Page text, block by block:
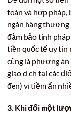
toàn và hợp pháp,
ngân hàng
đảm bảo tính pháp
tiền quốc tế uy tín
cũng là phương
giao dịch tại các
đen) vì tiềm ẩn
3. Khi đổi một